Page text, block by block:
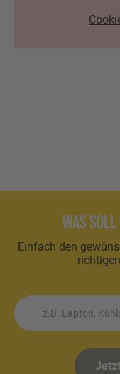
Was soll
Einfach den